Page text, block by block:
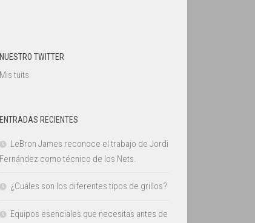
NUESTRO TWITTER
Mis tuits
ENTRADAS RECIENTES
LeBron James reconoce el trabajo de Jordi
Fernández como técnico de los Nets.
¿Cuáles son los diferentes tipos de grillos?
Equipos esenciales que necesitas antes de